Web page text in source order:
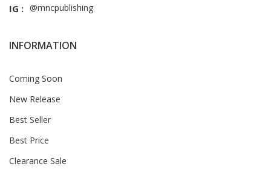
IG : @mncpublishing
INFORMATION
Coming Soon
New Release
Best Seller
Best Price
Clearance Sale